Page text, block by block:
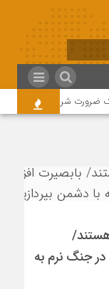
شرعی قانونی و همه
در جنگ نرم به